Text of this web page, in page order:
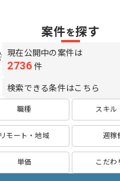
案件を探す
現在公開中の案件は
2736 件
検索できる条件はこちら
職種 スキル
リモート・地域 週稼
単価 こだわ